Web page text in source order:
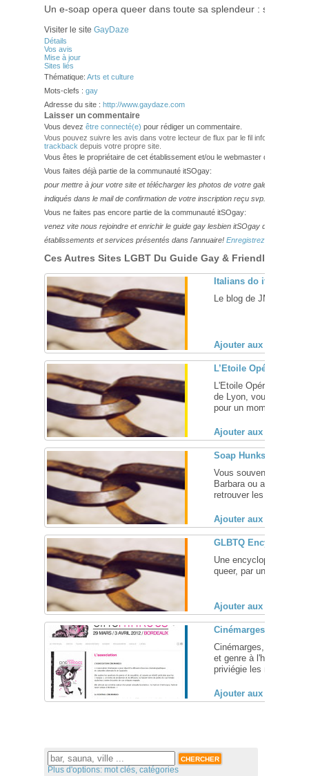
Un e-soap opera queer dans toute sa splendeur : sexe,
Visiter le site GayDaze
Détails
Vos avis
Mise à jour
Sites liés
Thématique: Arts et culture
Mots-clefs : gay
Adresse du site : http://www.gaydaze.com
Laisser un commentaire
Vous devez être connecté(e) pour rédiger un commentaire.
Vous pouvez suivre les avis dans votre lecteur de flux par le fil info
trackback depuis votre propre site.
Vous êtes le propriétaire de cet établissement et/ou le webmaster de ce site?
Vous faites déjà partie de la communauté itSOgay:
pour mettre à jour votre site et télécharger les photos de votre galerie,
indiqués dans le mail de confirmation de votre inscription reçu svp.
Vous ne faites pas encore partie de la communauté itSOgay:
venez vite nous rejoindre et enrichir le guide gay lesbien itSOgay de vos
établissements et services présentés dans l'annuaire! Enregistrez-vous ici!
Ces Autres Sites LGBT Du Guide Gay & Friendly
Italians do it better
Le blog de JMV, un
Ajouter aux favoris
L’Etoile Opéra, bar
L'Etoile Opéra, votre
de Lyon, vous
pour un moment de
Ajouter aux favoris
Soap Hunks
Vous souvenez-vous
Barbara ou ailleurs?
retrouver les plus
Ajouter aux favoris
GLBTQ Encyclopedia
Une encyclopédie de
queer, par un groupe
Ajouter aux favoris
Cinémarges, festival
Cinémarges, le festival
et genre à l'honneur
priviégie les marges et
Ajouter aux favoris
Plus d'options: mot clés, catégories